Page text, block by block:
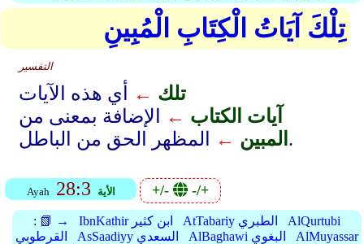
تِلْكَ آيَاتُ الْكِتَابِ الْمُبِينِ
التفسير
تلك ←
أي هذه الآيات
آيات الكتاب ←
الإضافة بمعنى من
المبين ← المظهر الحق من الباطل.
Ayah 28:3 الأية +/- -/+
: 📗 → IbnKathir ابن كثير AtTabariy الطبري
AlQurtubi
القرطوبي
AsSaadiyy السعدي AlBaghawi البغوي
AlMuyassar